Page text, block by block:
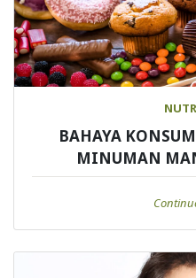
BAHAYA
MINUMAN